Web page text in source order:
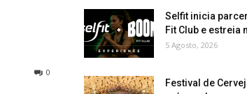
0
Selfit inicia
Fit Club e estreia
5 Agosto, 2026
Festival de